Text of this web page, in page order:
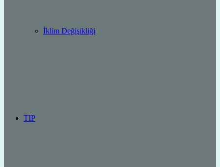
İklim Değişikliği
TIP